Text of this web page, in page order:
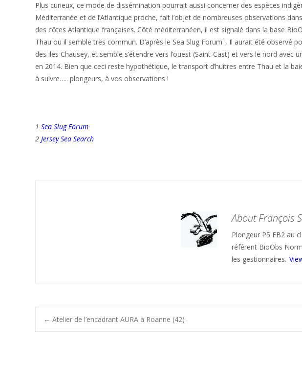
Plus curieux, ce mode de dissémination pourrait aussi concerner des espèces
Méditerranée et de l’Atlantique proche, fait l’objet de nombreuses observations
des côtes Atlantique françaises. Côté méditerranéen, il est signalé dans la base
Thau ou il semble très commun. D’après le Sea Slug Forum1 , Il aurait été observé
des iles Chausey, et semble s’étendre vers l’ouest (Saint-Cast) et vers le nord
en 2014. Bien que ceci reste hypothétique, le transport d’huîtres entre Thau et la
à suivre….. plongeurs, à vos observations !
1 Sea Slug Forum
2 Jersey Sea Search
About François
Plongeur P5 FB2 au
référent BioObs
les gestionnaires.
Post
← Atelier de l’encadrant AURA à Roanne (42)